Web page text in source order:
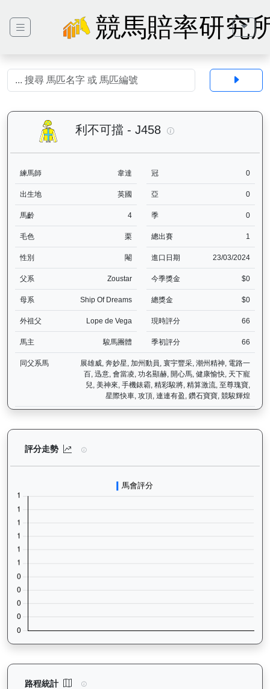
競馬賠率研究
利不可擋 - J458
練馬師 韋達 冠 0
出生地 英國 亞 0
馬齡 4 季 0
毛色 栗 總出賽 1
性別 閹 進口日期 23/03/2024
父系 Zoustar 今季獎金 $0
母系 Ship Of Dreams 總獎金 $0
外祖父 Lope de Vega 現時評分 66
馬主 駿馬團體 季初評分 66
同父系馬
展雄威, 奔妙星, 加州動員, 寰宇豐采, 潮州精神, 電路一
百, 迅意, 會當凌, 功名顯赫, 開心馬, 健康愉快, 天下寵
兒, 美神來, 手機錶霸, 精彩駿將, 精算激流, 至尊瑰寶,
星際快車, 攻頂, 連連有盈, 鑽石寶寶, 競駿輝煌
評分走勢 利不可擋（J458）— 評分走勢圖表：追蹤香港
路程統計 利不可擋（J458）— 路程統計分析：查看香港